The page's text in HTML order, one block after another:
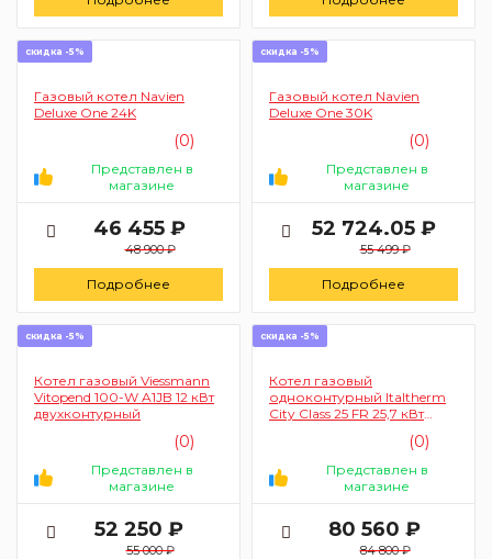
скидка -5%
Газовый котел Navien
Deluxe One 24K
(0)
Представлен в
магазине
46 455 ₽
48 900 ₽
Подробнее
скидка -5%
Газовый котел Navien
Deluxe One 30K
(0)
Представлен в
магазине
52 724.05 ₽
55 499 ₽
Подробнее
скидка -5%
Котел газовый Viessmann
Vitopend 100-W A1JB 12 кВт
двухконтурный
(0)
Представлен в
магазине
52 250 ₽
55 000 ₽
скидка -5%
Котел газовый
одноконтурный Italtherm
City Class 25 FR 25,7 кВт
(0)
Представлен в
магазине
80 560 ₽
84 800 ₽